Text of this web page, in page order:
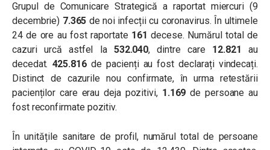
Grupul de Comunicare Strategică a raportat miercuri (9
decembrie) 7.365 de noi infecții cu coronavirus. În ultimele
24 de ore au fost raportate 161 decese. Numărul total de
cazuri urcă astfel la 532.040, dintre care 12.821 au
decedat. 425.816 de pacienți au fost declarați vindecați.
Distinct de cazurile nou confirmate, în urma retestării
pacienților care erau deja pozitivi, 1.169 de persoane au
fost reconfirmate pozitiv.
În unitățile sanitare de profil, numărul total de persoane